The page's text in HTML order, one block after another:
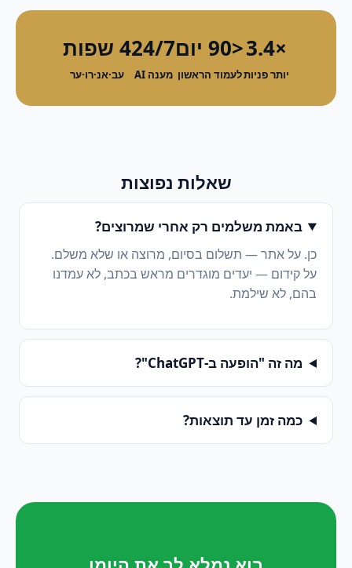
×3.4
יותר פניות
<90 יום
לעמוד הראשון
24/7
מענה AI
4 שפות
עב·אנ·רו·ער
שאלות נפוצות
באמת משלמים רק אחרי שמרוצים?
כן. על אתר — תשלום בסיום, מרוצה או שלא משלם.
על קידום — יעדים מוגדרים מראש בכתב, לא עמדנו
בהם, לא שילמת.
מה זה "הופעה ב-ChatGPT"?
כמה זמן עד תוצאות?